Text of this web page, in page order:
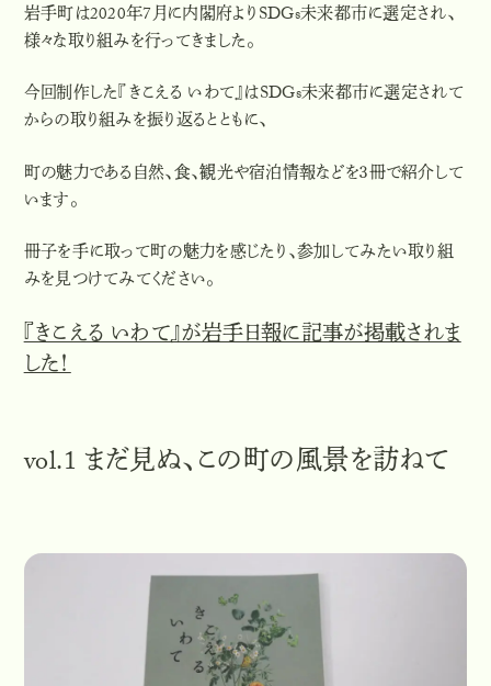
岩手町は2020年7月に内閣府よりSDGs未来都市に選定され、
様々な取り組みを行ってきました。
今回制作した『きこえる いわて』はSDGs未来都市に選定されて
からの取り組みを振り返るとともに、
町の魅力である自然、食、観光や宿泊情報などを３冊で紹介して
います。
冊子を手に取って町の魅力を感じたり、参加してみたい取り組
みを見つけてみてください。
『きこえる いわて』が岩手日報に記事が掲載されま
した！
vol.1 まだ見ぬ、この町の風景を訪ねて